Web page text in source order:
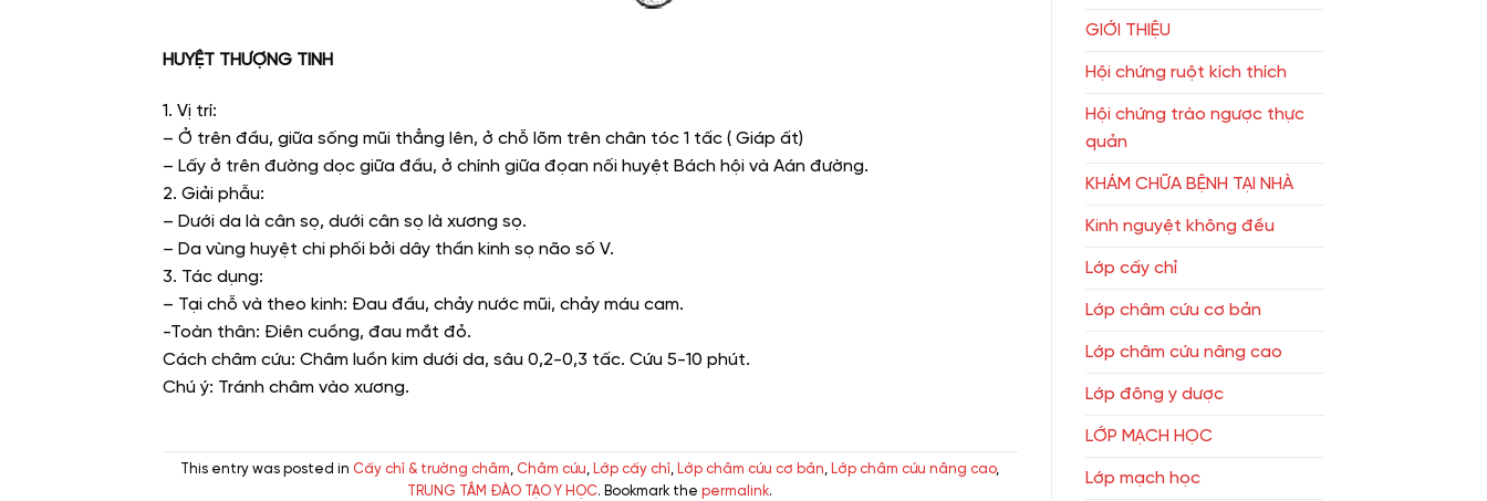
HUYỆT THƯỢNG TINH
1. Vị trí:
– Ở trên đầu, giữa sống mũi thẳng lên, ở chỗ lõm trên chân tóc 1 tấc ( Giáp ất)
– Lấy ở trên đường dọc giữa đầu, ở chính giữa đọan nối huyệt Bách hội và Aán đường.
2. Giải phẫu:
– Dưới da là cân sọ, dưới cân sọ là xương sọ.
– Da vùng huyệt chi phối bởi dây thần kinh sọ não số V.
3. Tác dụng:
– Tại chỗ và theo kinh: Đau đầu, chảy nước mũi, chảy máu cam.
-Toàn thân: Điên cuồng, đau mắt đỏ.
Cách châm cứu: Châm luồn kim dưới da, sâu 0,2-0,3 tấc. Cứu 5-10 phút.
Chú ý: Tránh châm vào xương.
This entry was posted in Cấy chỉ & trường châm, Châm cứu, Lớp cấy chỉ, Lớp châm cứu cơ bản, Lớp châm cứu nâng cao,
TRUNG TÂM ĐÀO TẠO Y HỌC. Bookmark thepermalink.
GIỚI THIỆU
Hội chứng ruột kích thích
Hội chứng trào ngược thực
quản
KHÁM CHỮA BỆNH TẠI NHÀ
Kinh nguyệt không đều
Lớp cấy chỉ
Lớp châm cứu cơ bản
Lớp châm cứu nâng cao
Lớp đông y dược
LỚP MẠCH HỌC
Lớp mạch học